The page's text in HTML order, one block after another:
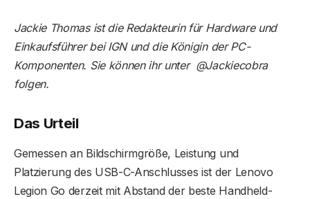
Jackie Thomas ist die Redakteurin für Hardware und
Einkaufsführer bei IGN und die Königin der PC-
Komponenten. Sie können ihr unter @Jackiecobra
folgen.
Das Urteil
Gemessen an Bildschirmgröße, Leistung und
Platzierung des USB-C-Anschlusses ist der Lenovo
Legion Go derzeit mit Abstand der beste Handheld-